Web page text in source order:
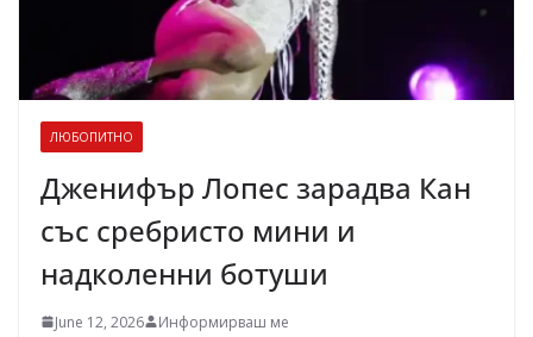
ЛЮБОПИТНО
Дженифър Лопес зарадва Кан
със сребристо мини и
надколенни ботуши
June 12, 2026 Информирваш ме